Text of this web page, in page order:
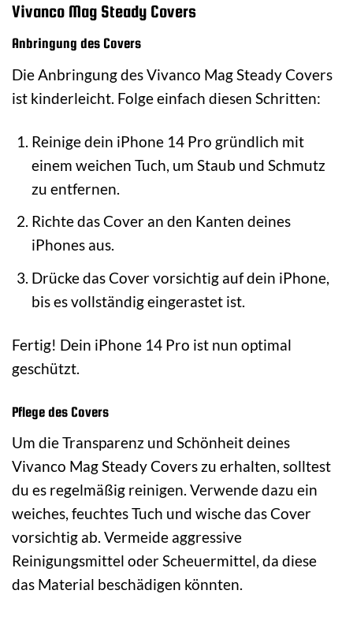
Vivanco Mag Steady Covers
Anbringung des Covers
Die Anbringung des Vivanco Mag Steady Covers
ist kinderleicht. Folge einfach diesen Schritten:
Reinige dein iPhone 14 Pro gründlich mit
einem weichen Tuch, um Staub und Schmutz
zu entfernen.
Richte das Cover an den Kanten deines
iPhones aus.
Drücke das Cover vorsichtig auf dein iPhone,
bis es vollständig eingerastet ist.
Fertig! Dein iPhone 14 Pro ist nun optimal
geschützt.
Pflege des Covers
Um die Transparenz und Schönheit deines
Vivanco Mag Steady Covers zu erhalten, solltest
du es regelmäßig reinigen. Verwende dazu ein
weiches, feuchtes Tuch und wische das Cover
vorsichtig ab. Vermeide aggressive
Reinigungsmittel oder Scheuermittel, da diese
das Material beschädigen könnten.